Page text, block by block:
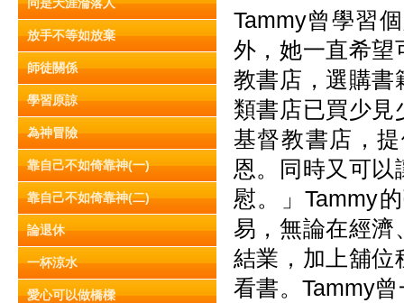
放手不等如放棄
師徒關係
學習原諒
為神冒險
靠自己不如倚靠神(一)
靠自己不如倚靠神(二)
論退休
一杯涼水
愛心可以做橋樑
Tammy曾學習
外，她一直希望
教書店，選購書
類書店已買少見
基督教書店，
恩。同時又可以
慰。」Tammy
易，無論在經濟
結業，加上舖位
看書。Tammy